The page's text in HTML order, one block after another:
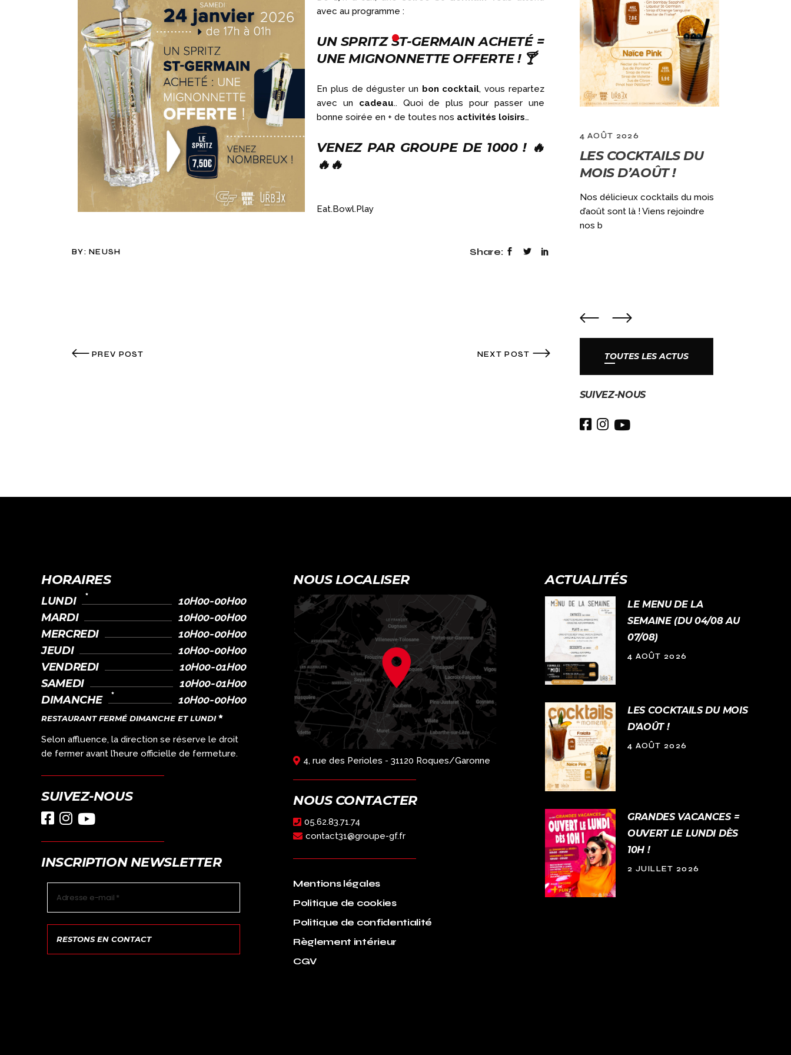
avec au programme :
UN SPRITZ ST-GERMAIN ACHETÉ =
UNE MIGNONNETTE OFFERTE ! 🍸
En plus de déguster un bon cocktail, vous repartez
avec un cadeau.. Quoi de plus pour passer une
bonne soirée en + de toutes nos activités loisirs…
VENEZ PAR GROUPE DE 1000 ! 🔥
🔥🔥
Eat.Bowl.Play
BY: NEUSH Share:
PREV POST NEXT POST
23 OCTOBRE 2025
C’EST TOI QUI
CHANTE !
🎤 C’est TOI qui chante ! 🔥🔥🔥
Au games factory Toulouse, en
LE MENU DE LA
4 AOÛT 2026
LES COCKTAILS DU
MOIS D’AOÛT !
Nos délicieux cocktails du mois
d’août sont là ! Viens rejoindre
nos b
TOUTES LES ACTUS
SUIVEZ-NOUS
HORAIRES
LUNDI 10H00-00H00
MARDI 10H00-00H00
MERCREDI 10H00-00H00
JEUDI 10H00-00H00
VENDREDI 10H00-01H00
SAMEDI 10H00-01H00
DIMANCHE 10H00-00H00
RESTAURANT FERMÉ DIMANCHE ET LUNDI
Selon affluence, la direction se réserve le droit
de fermer avant l’heure officielle de fermeture.
SUIVEZ-NOUS
INSCRIPTION NEWSLETTER
NOUS LOCALISER
4, rue des Perioles - 31120 Roques/Garonne
NOUS CONTACTER
05.62.83.71.74
contact31@groupe-gf.fr
Mentions légales
Politique de cookies
Politique de confidentialité
Règlement intérieur
CGV
ACTUALITÉS
LE MENU DE LA
SEMAINE (DU 04/08 AU
07/08)
4 AOÛT 2026
LES COCKTAILS DU MOIS
D’AOÛT !
4 AOÛT 2026
GRANDES VACANCES =
OUVERT LE LUNDI DÈS
10H !
2 JUILLET 2026